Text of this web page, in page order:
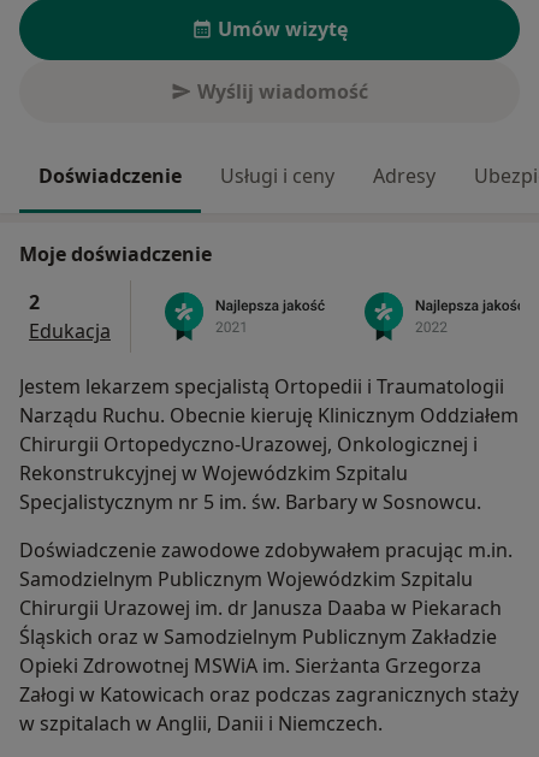
Umów wizytę
Wyślij wiadomość
Doświadczenie Usługi i ceny Adresy
Moje doświadczenie
2
Edukacja
Jestem lekarzem specjalistą Ortopedii i Traumatologii
Narządu Ruchu. Obecnie kieruję Klinicznym Oddziałem
Chirurgii Ortopedyczno-Urazowej, Onkologicznej i
Rekonstrukcyjnej w Wojewódzkim Szpitalu
Specjalistycznym nr 5 im. św. Barbary w Sosnowcu.
Doświadczenie zawodowe zdobywałem pracując m.in.
Samodzielnym Publicznym Wojewódzkim Szpitalu
Chirurgii Urazowej im. dr Janusza Daaba w Piekarach
Śląskich oraz w Samodzielnym Publicznym Zakładzie
Opieki Zdrowotnej MSWiA im. Sierżanta Grzegorza
Załogi w Katowicach oraz podczas zagranicznych staży
w szpitalach w Anglii, Danii i Niemczech.